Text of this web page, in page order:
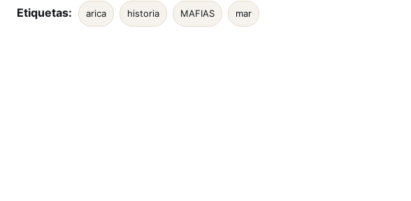
Etiquetas: arica historia MAFIAS mar